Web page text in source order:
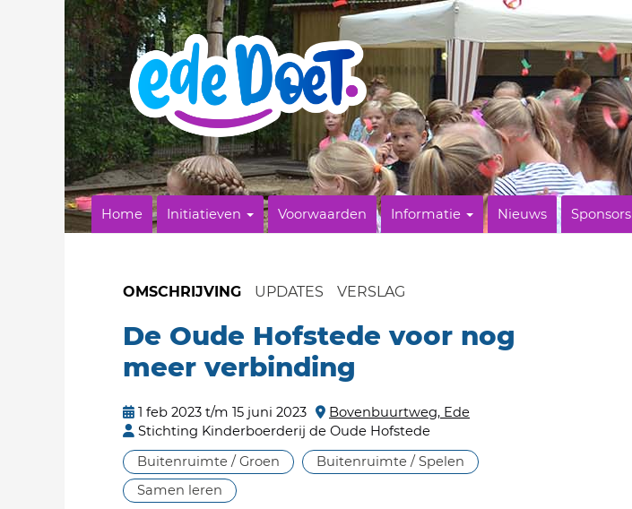
Home Initiatieven Voorwaarden Informatie Nieuws Sponsors
OMSCHRIJVING UPDATES VERSLAG
De Oude Hofstede voor nog
meer verbinding
1 feb 2023 t/m 15 juni 2023
Bovenbuurtweg, Ede
Stichting Kinderboerderij de Oude Hofstede
Buitenruimte / Groen
Buitenruimte / Spelen
Samen leren